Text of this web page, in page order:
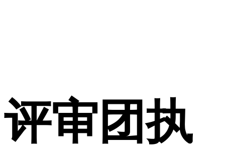
评审团执